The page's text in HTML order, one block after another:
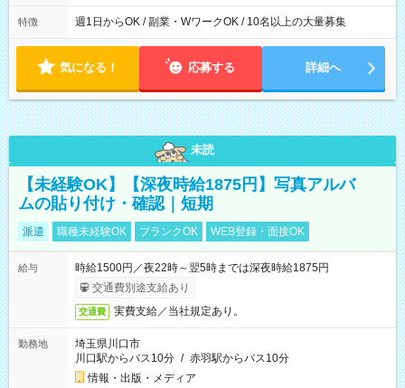
特徴 週1日からOK / 副業・WワークOK / 10名以上の大量募集
気になる！ 応募する 詳細へ
未読
【未経験OK】【深夜時給1875円】写真アルバ
ムの貼り付け・確認｜短期
派遣 職種未経験OK ブランクOK WEB登録・面接OK
給与
時給1500円／夜22時～翌5時までは深夜時給1875円
交通費別途支給あり
交通費 実費支給／当社規定あり。
勤務地
埼玉県川口市
川口駅からバス10分 / 赤羽駅からバス10分
情報・出版・メディア